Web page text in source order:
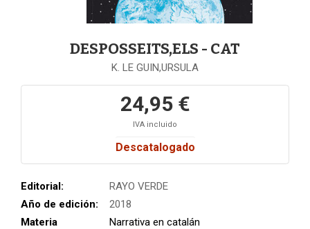
DESPOSSEITS,ELS - CAT
K. LE GUIN,URSULA
24,95 €
IVA incluido
Descatalogado
Editorial:
RAYO VERDE
Año de edición:
2018
Materia
Narrativa en catalán